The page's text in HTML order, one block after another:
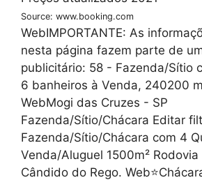
Source: www.booking.com
WebIMPORTANTE: As
nesta página fazem parte de
publicitário: 58 - Fazenda/Sítio
6 banheiros à Venda, 240200
WebMogi das Cruzes - SP
Fazenda/Sítio/Chácara Editar
Fazenda/Sítio/Chácara com 4
Venda/Aluguel 1500m² Rodovia
Cândido do Rego.